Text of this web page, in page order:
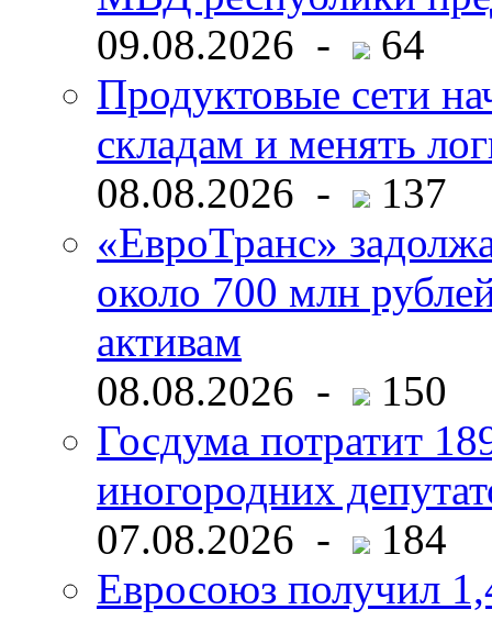
09.08.2026 -
64
Продуктовые сети
складам и менять
08.08.2026 -
137
«ЕвроТранс»
около 700 млн
активам
08.08.2026 -
150
Госдума потратит
иногородних
07.08.2026 -
184
Евросоюз получил